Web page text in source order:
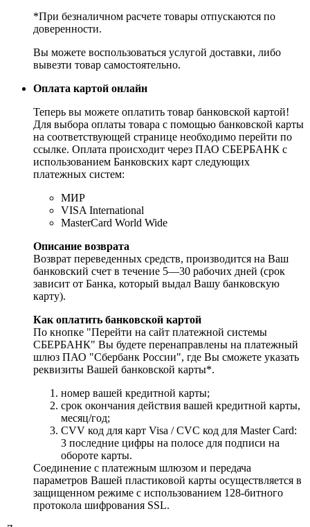
*При безналичном расчете товары отпускаются по
доверенности.
Вы можете воспользоваться услугой доставки, либо
вывезти товар самостоятельно.
Оплата картой онлайн
Теперь вы можете оплатить товар банковской картой!
Для выбора оплаты товара с помощью банковской карты
на соответствующей странице необходимо перейти по
ссылке. Оплата происходит через ПАО СБЕРБАНК с
использованием Банковских карт следующих
платежных систем:
МИР
VISA International
MasterCard World Wide
Описание возврата
Возврат переведенных средств, производится на Ваш
банковский счет в течение 5—30 рабочих дней (срок
зависит от Банка, который выдал Вашу банковскую
карту).
Как оплатить банковской картой
По кнопке "Перейти на сайт платежной системы
СБЕРБАНК" Вы будете перенаправлены на платежный
шлюз ПАО "Сбербанк России", где Вы сможете указать
реквизиты Вашей банковской карты*.
номер вашей кредитной карты;
cрок окончания действия вашей кредитной карты,
месяц/год;
CVV код для карт Visa / CVC код для Master Card:
3 последние цифры на полосе для подписи на
обороте карты.
Соединение с платежным шлюзом и передача
параметров Вашей пластиковой карты осуществляется в
защищенном режиме с использованием 128-битного
протокола шифрования SSL.